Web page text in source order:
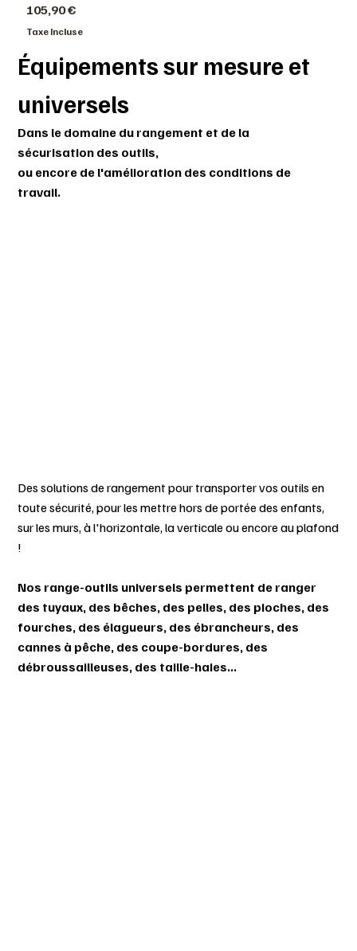
Prix
105,90 €
Taxe Incluse
Équipements sur mesure et
universels
Dans le domaine du rangement et de la
sécurisation des outils,
ou encore de l'amélioration des conditions de
travail.
Des solutions de rangement pour transporter vos outils en
toute sécurité, pour les mettre hors de portée des enfants,
sur les murs, à l'horizontale, la verticale ou encore au plafond
!
Nos range-outils universels permettent de ranger
des tuyaux, des bêches, des pelles, des pioches, des
fourches, des élagueurs, des ébrancheurs, des
cannes à pêche, des coupe-bordures, des
débroussailleuses, des taille-haies...